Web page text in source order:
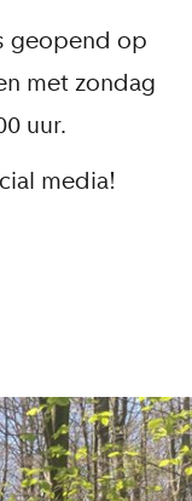
geopend op
met zondag
uur.
media!